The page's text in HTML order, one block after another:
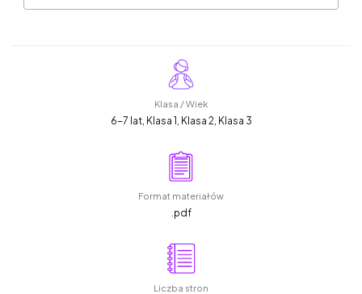
Klasa / Wiek
6-7 lat, Klasa 1, Klasa 2, Klasa 3
Format materiałów
.pdf
Liczba stron